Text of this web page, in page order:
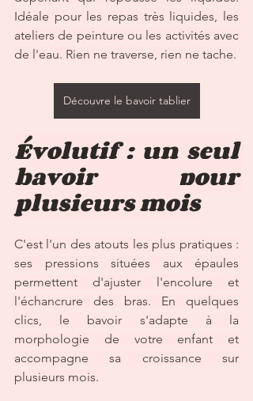
Idéale pour les repas très liquides, les
ateliers de peinture ou les activités avec
de l'eau. Rien ne traverse, rien ne tache.
Découvre le bavoir tablier
Évolutif : un seul
bavoir pour
plusieurs mois
C'est l'un des atouts les plus pratiques :
ses pressions situées aux épaules
permettent d'ajuster l'encolure et
l'échancrure des bras. En quelques
clics, le bavoir s'adapte à la
morphologie de votre enfant et
accompagne sa croissance sur
plusieurs mois.